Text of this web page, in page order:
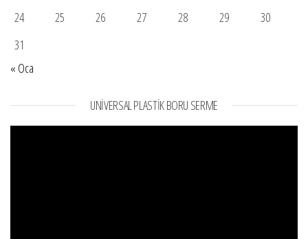
24
25 26 27 28 29
30
31
« Oca
UNIVERSAL PLASTIK BORU SERME